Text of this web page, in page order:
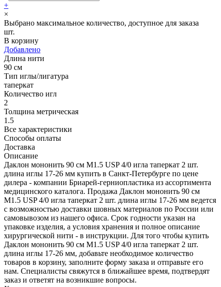
+
×
Выбрано максимальное количество, доступное для заказа
шт.
В корзину
Добавлено
Длина нити
90 см
Тип иглы/лигатура
таперкат
Количество игл
2
Толщина метрическая
1.5
Все характеристики
Способы оплаты
Доставка
Описание
Даклон мононить 90 см М1.5 USP 4/0 игла таперкат 2 шт.
длина иглы 17-26 мм купить в Санкт-Петербурге по цене
дилера - компании Бриарей-герниопластика из ассортимента
медицинского каталога. Продажа Даклон мононить 90 см
М1.5 USP 4/0 игла таперкат 2 шт. длина иглы 17-26 мм ведется
с возможностью доставки шовных материалов по России или
самовывозом из нашего офиса. Срок годности указан на
упаковке изделия, а условия хранения и полное описание
хирургической нити - в инструкции. Для того чтобы купить
Даклон мононить 90 см М1.5 USP 4/0 игла таперкат 2 шт.
длина иглы 17-26 мм, добавьте необходимое количество
товаров в корзину, заполните форму заказа и отправьте его
нам. Специалисты свяжутся в ближайшее время, подтвердят
заказ и ответят на возникшие вопросы.